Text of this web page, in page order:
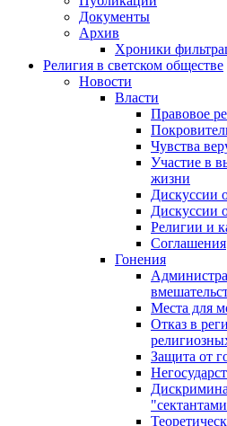
Документы
Архив
Хроники
Религия в светском обществе
Новости
Власти
Правовое
Чувства
Участие в
жизни
Дискуссии
Дискуссии
Религии и
Соглашения
Гонения
Места для
Отказ в
Защита от